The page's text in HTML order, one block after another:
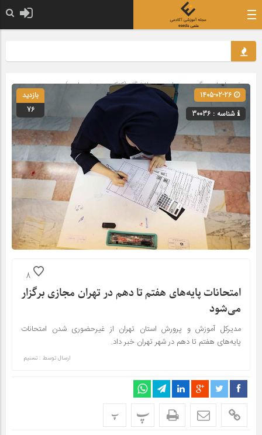
صفحه اصلی» گروه »مدارس و دانشگاه (کنکور و حوزه علمیه)
شناسه : 30036
بازدید
76
8
امتحانات پایه‌های هفتم تا دهم در تهران مجازی برگزار
می‌شود
مدیرکل آموزش و پرورش استان تهران از غیرحضوری شدن امتحانات
پایه‌های هفتم تا دهم در شهر تهران خبر داد.
ارسال توسط : تسنیم
پ پ